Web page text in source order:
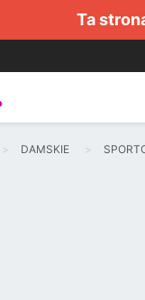
Ta
DAMSKIE